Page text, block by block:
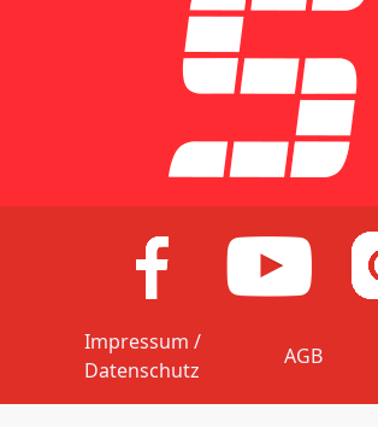
Impressum /
Datenschutz
AGB